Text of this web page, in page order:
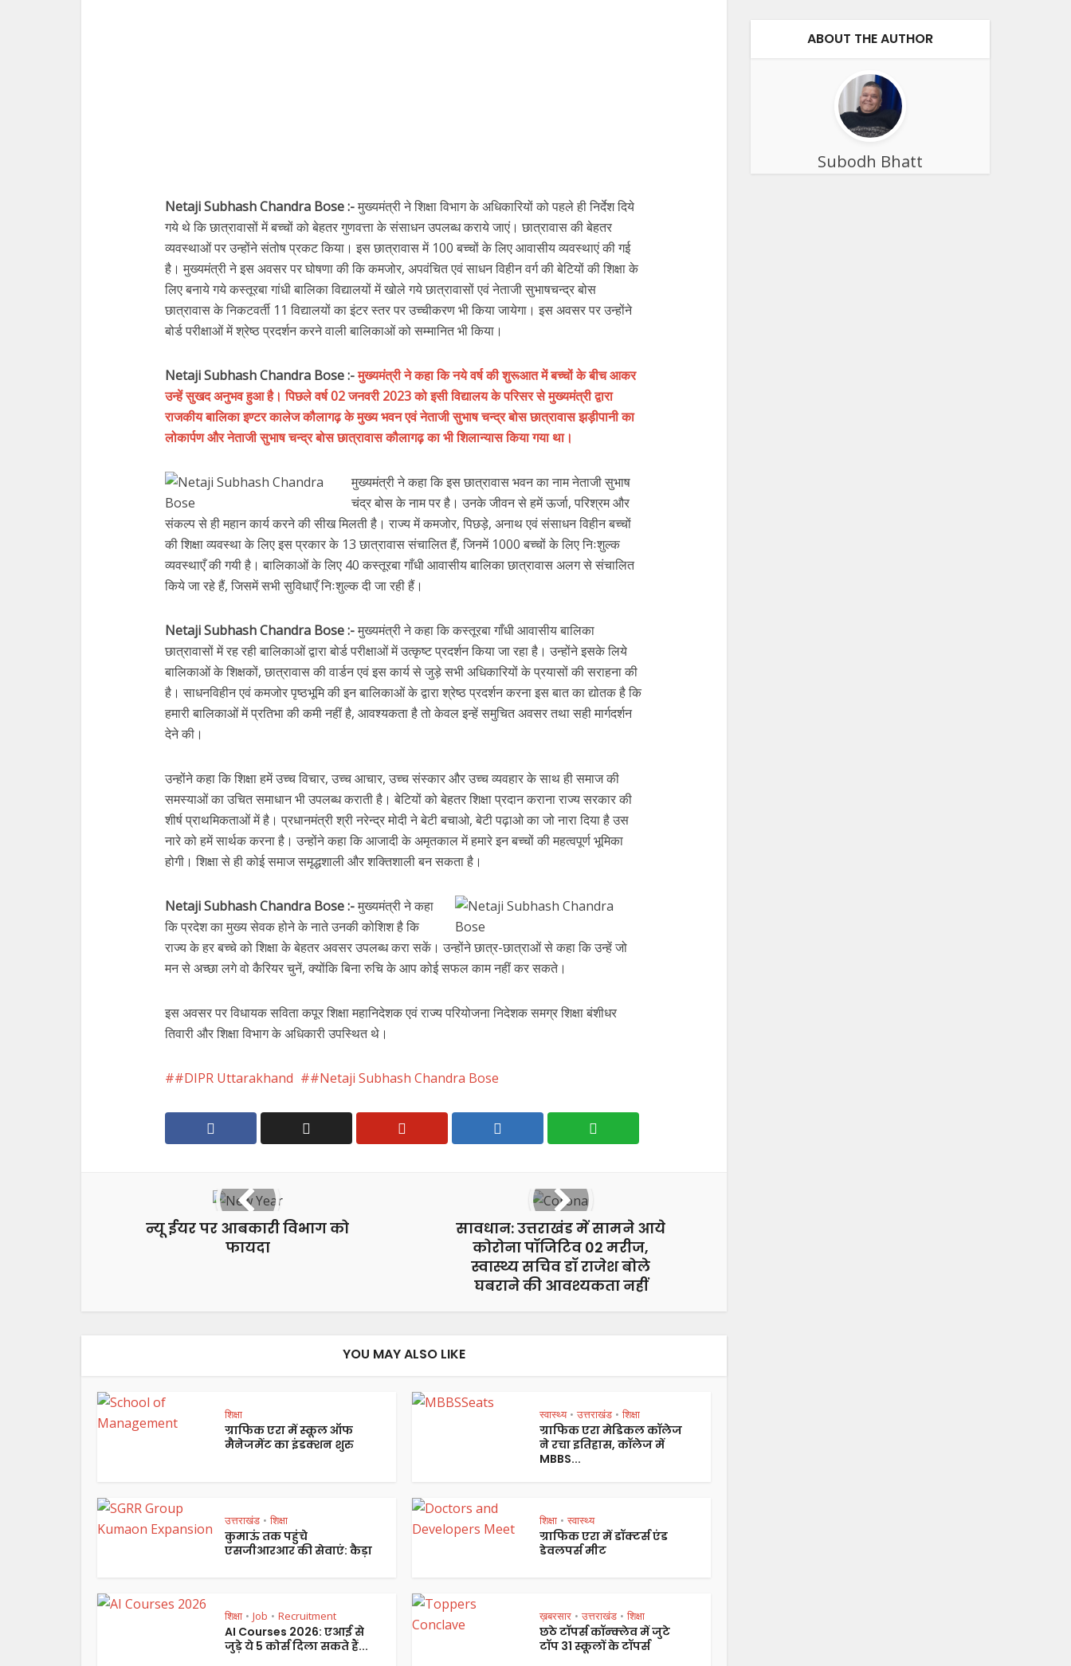
Netaji Subhash Chandra Bose :-मुख्यमंत्री ने शिक्षा विभाग के अधिकारियों को पहले ही निर्देश दिये
गये थे कि छात्रावासों में बच्चों को बेहतर गुणवत्ता के संसाधन उपलब्ध कराये जाएं। छात्रावास की बेहतर
व्यवस्थाओं पर उन्होंने संतोष प्रकट किया। इस छात्रावास में 100 बच्चों के लिए आवासीय व्यवस्थाएं की गई
है। मुख्यमंत्री ने इस अवसर पर घोषणा की कि कमजोर, अपवंचित एवं साधन विहीन वर्ग की बेटियों की शिक्षा के
लिए बनाये गये कस्तूरबा गांधी बालिका विद्यालयों में खोले गये छात्रावासों एवं नेताजी सुभाषचन्द्र बोस
छात्रावास के निकटवर्ती 11 विद्यालयों का इंटर स्तर पर उच्चीकरण भी किया जायेगा। इस अवसर पर उन्होंने
बोर्ड परीक्षाओं में श्रेष्ठ प्रदर्शन करने वाली बालिकाओं को सम्मानित भी किया।
Netaji Subhash Chandra Bose :-मुख्यमंत्री ने कहा कि नये वर्ष की शुरूआत में बच्चों के बीच आकर
उन्हें सुखद अनुभव हुआ है। पिछले वर्ष 02 जनवरी 2023 को इसी विद्यालय के परिसर से मुख्यमंत्री द्वारा
राजकीय बालिका इण्टर कालेज कौलागढ़ के मुख्य भवन एवं नेताजी सुभाष चन्द्र बोस छात्रावास झड़ीपानी का
लोकार्पण और नेताजी सुभाष चन्द्र बोस छात्रावास कौलागढ़ का भी शिलान्यास किया गया था।
मुख्यमंत्री ने कहा कि इस छात्रावास भवन का नाम नेताजी सुभाष
चंद्र बोस के नाम पर है। उनके जीवन से हमें ऊर्जा, परिश्रम और
संकल्प से ही महान कार्य करने की सीख मिलती है। राज्य में कमजोर, पिछड़े, अनाथ एवं संसाधन विहीन बच्चों
की शिक्षा व्यवस्था के लिए इस प्रकार के 13 छात्रावास संचालित हैं, जिनमें 1000 बच्चों के लिए निःशुल्क
व्यवस्थाएँ की गयी है। बालिकाओं के लिए 40 कस्तूरबा गाँधी आवासीय बालिका छात्रावास अलग से संचालित
किये जा रहे हैं, जिसमें सभी सुविधाएँ निःशुल्क दी जा रही हैं।
Netaji Subhash Chandra Bose :-मुख्यमंत्री ने कहा कि कस्तूरबा गाँधी आवासीय बालिका
छात्रावासों में रह रही बालिकाओं द्वारा बोर्ड परीक्षाओं में उत्कृष्ट प्रदर्शन किया जा रहा है। उन्होंने इसके लिये
बालिकाओं के शिक्षकों, छात्रावास की वार्डन एवं इस कार्य से जुड़े सभी अधिकारियों के प्रयासों की सराहना की
है। साधनविहीन एवं कमजोर पृष्ठभूमि की इन बालिकाओं के द्वारा श्रेष्ठ प्रदर्शन करना इस बात का द्योतक है कि
हमारी बालिकाओं में प्रतिभा की कमी नहीं है, आवश्यकता है तो केवल इन्हें समुचित अवसर तथा सही मार्गदर्शन
देने की।
उन्होंने कहा कि शिक्षा हमें उच्च विचार, उच्च आचार, उच्च संस्कार और उच्च व्यवहार के साथ ही समाज की
समस्याओं का उचित समाधान भी उपलब्ध कराती है। बेटियों को बेहतर शिक्षा प्रदान कराना राज्य सरकार की
शीर्ष प्राथमिकताओं में है। प्रधानमंत्री श्री नरेन्द्र मोदी ने बेटी बचाओ, बेटी पढ़ाओ का जो नारा दिया है उस
नारे को हमें सार्थक करना है। उन्होंने कहा कि आजादी के अमृतकाल में हमारे इन बच्चों की महत्वपूर्ण भूमिका
होगी। शिक्षा से ही कोई समाज समृद्धशाली और शक्तिशाली बन सकता है।
Netaji Subhash Chandra Bose :-मुख्यमंत्री ने कहा
कि प्रदेश का मुख्य सेवक होने के नाते उनकी कोशिश है कि
राज्य के हर बच्चे को शिक्षा के बेहतर अवसर उपलब्ध करा सकें। उन्होंने छात्र-छात्राओं से कहा कि उन्हें जो
मन से अच्छा लगे वो कैरियर चुनें, क्योंकि बिना रुचि के आप कोई सफल काम नहीं कर सकते।
इस अवसर पर विधायक सविता कपूर शिक्षा महानिदेशक एवं राज्य परियोजना निदेशक समग्र शिक्षा बंशीधर
तिवारी और शिक्षा विभाग के अधिकारी उपस्थित थे।
#DIPR Uttarakhand #Netaji Subhash Chandra Bose
न्यू ईयर पर आबकारी विभाग को
फायदा
सावधान: उत्तराखंड में सामने आये
कोरोना पॉजिटिव 02 मरीज,
स्वास्थ्य सचिव डॉ राजेश बोले
घबराने की आवश्यकता नहीं
YOU MAY ALSO LIKE
शिक्षा
ग्राफिक एरा में स्कूल ऑफ
मैनेजमेंट का इंडक्शन शुरु
स्वास्थ्य • उत्तराखंड • शिक्षा
ग्राफिक एरा मेडिकल कॉलेज
ने रचा इतिहास, कॉलेज में
MBBS...
उत्तराखंड • शिक्षा
कुमाऊं तक पहुंचे
एसजीआरआर की सेवाएं: कैड़ा
शिक्षा • स्वास्थ्य
ग्राफिक एरा में डॉक्टर्स एंड
डेवलपर्स मीट
शिक्षा • Job • Recruitment
AI Courses 2026: एआई से
जुड़े ये 5 कोर्स दिला सकते हैं...
ख़बरसार • उत्तराखंड • शिक्षा
छठे टॉपर्स कॉन्क्लेव में जुटे
टॉप 31 स्कूलों के टॉपर्स
ABOUT THE AUTHOR
Subodh Bhatt